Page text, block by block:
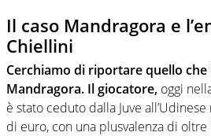
Il caso Mandragora e
Chiellini
Cerchiamo di riportare quello che
Mandragora. Il giocatore, oggi
è stato ceduto dalla Juve
di euro, con una plusvalenza di